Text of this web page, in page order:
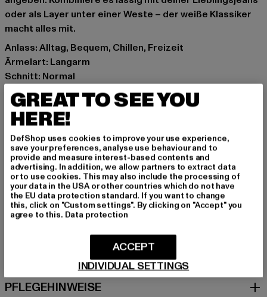
oder als Layer unter einer Weste – der weiße Klassiker
macht alles mit.
Anlass: Alltag, Bequem, Chillen, Freizeit
Ärmelart: Langarm
Schnitt: Normal
Marke: DEF
Kat.: Longsleeves
Farbe: weiß
Hersteller Farbe: brightwhite
Materialzusammensetzung: 100% Baumwolle
Art.Nr: DFLS028-21363
Hersteller: TB International GmbH |info@tbint.de
Dr.-Robert-Murjahn-Straße 7 | 64372 Ober-Ramstadt |
DE
GRÖSSE & PASSFORM
PFLEGEHINWEISE
GREAT TO SEE YOU
HERE!
DefShop uses cookies to improve your use experience,
save your preferences, analyse use behaviour and to
provide and measure interest-based contents and
advertising. In addition, we allow partners to extract data
or to use cookies. This may also include the processing of
your data in the USA or other countries which do not have
the EU data protection standard. If you want to change
this, click on "Custom settings". By clicking on "Accept" you
agree to this. Data protection
INDIVIDUAL SETTINGS
ACCEPT